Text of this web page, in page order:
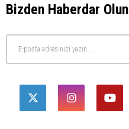
Bizden Haberdar Olun